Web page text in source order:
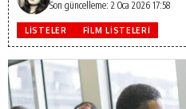
Son güncelleme: 2 Oca 2026 17:58
LISTELER FILM LISTELERI